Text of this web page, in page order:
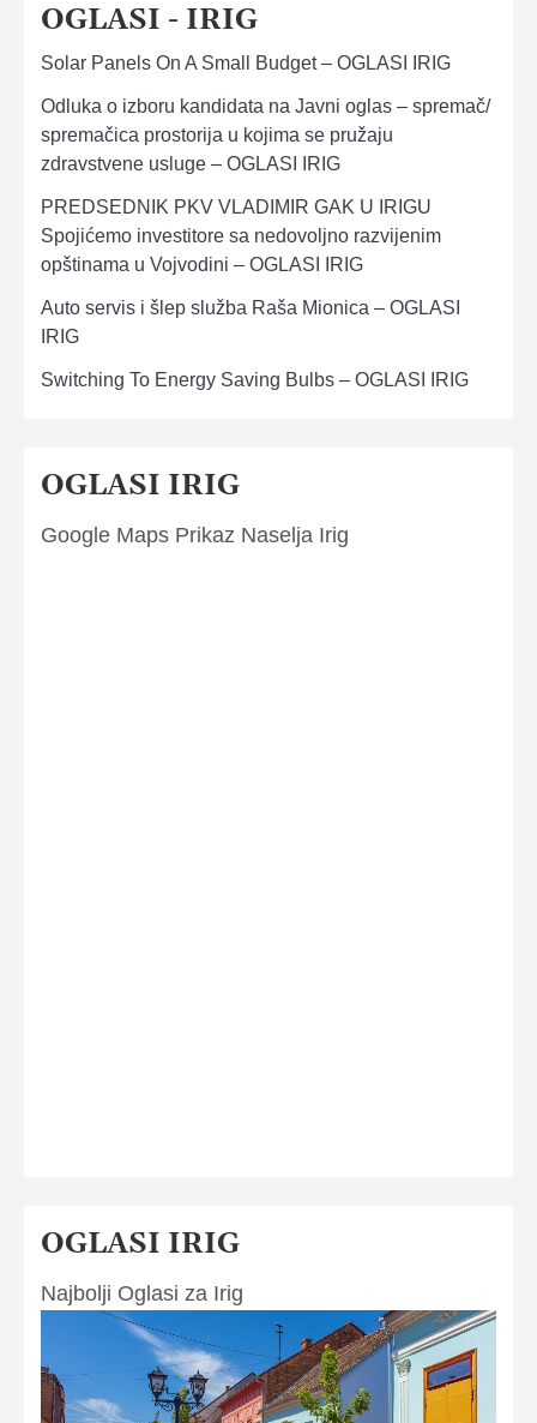
OGLASI - IRIG
Solar Panels On A Small Budget – OGLASI IRIG
Odluka o izboru kandidata na Javni oglas – spremač/
spremačica prostorija u kojima se pružaju
zdravstvene usluge – OGLASI IRIG
PREDSEDNIK PKV VLADIMIR GAK U IRIGU
Spojićemo investitore sa nedovoljno razvijenim
opštinama u Vojvodini – OGLASI IRIG
Auto servis i šlep služba Raša Mionica – OGLASI
IRIG
Switching To Energy Saving Bulbs – OGLASI IRIG
OGLASI IRIG
Google Maps Prikaz Naselja Irig
OGLASI IRIG
Najbolji Oglasi za Irig